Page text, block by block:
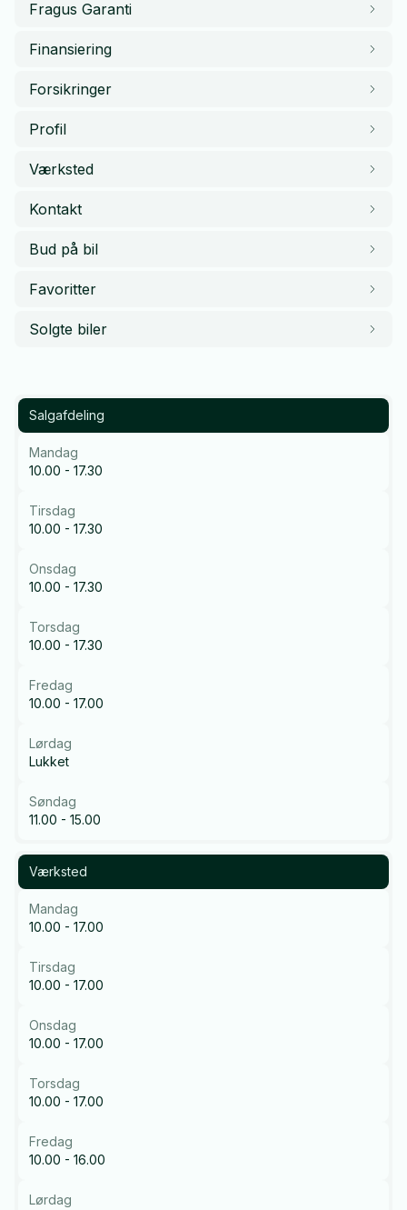
Fragus Garanti
Finansiering
Forsikringer
Profil
Værksted
Kontakt
Bud på bil
Favoritter
Solgte biler
Salgafdeling
Mandag
10.00 - 17.30
Tirsdag
10.00 - 17.30
Onsdag
10.00 - 17.30
Torsdag
10.00 - 17.30
Fredag
10.00 - 17.00
Lørdag
Lukket
Søndag
11.00 - 15.00
Værksted
Mandag
10.00 - 17.00
Tirsdag
10.00 - 17.00
Onsdag
10.00 - 17.00
Torsdag
10.00 - 17.00
Fredag
10.00 - 16.00
Lørdag